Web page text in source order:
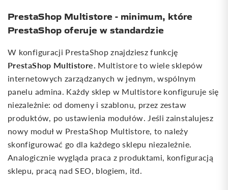
PrestaShop Multistore - minimum, które
PrestaShop oferuje w standardzie
W konfiguracji PrestaShop znajdziesz funkcję
PrestaShop Multistore. Multistore to wiele sklepów
internetowych zarządzanych w jednym, wspólnym
panelu admina. Każdy sklep w Multistore konfiguruje się
niezależnie: od domeny i szablonu, przez zestaw
produktów, po ustawienia modułów. Jeśli zainstalujesz
nowy moduł w PrestaShop Multistore, to należy
skonfigurować go dla każdego sklepu niezależnie.
Analogicznie wygląda praca z produktami, konfiguracją
sklepu, pracą nad SEO, blogiem, itd.